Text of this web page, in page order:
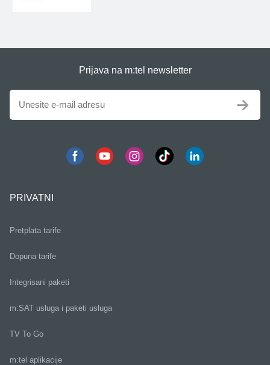
Prijava na m:tel newsletter
PRIVATNI
Pretplata tarife
Dopuna tarife
Integrisani paketi
m:SAT usluga i paketi usluga
TV To Go
m:tel aplikacije